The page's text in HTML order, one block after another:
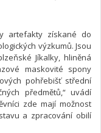
artefakty získané do
výzkumů. Jsou
Jíkalky, hliněná
maskovité spony
pohřebišť střední
předmětů,“ uvádí
zde mají možnost
a zpracování obilí